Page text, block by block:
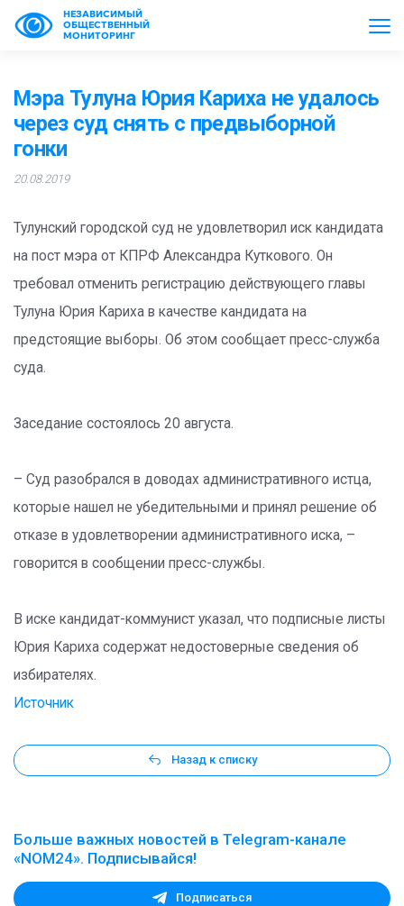
НЕЗАВИСИМЫЙ
ОБЩЕСТВЕННЫЙ
МОНИТОРИНГ
Мэра Тулуна Юрия Кариха не удалось
через суд снять с предвыборной
гонки
20.08.2019
Тулунский городской суд не удовлетворил иск кандидата
на пост мэра от КПРФ Александра Куткового. Он
требовал отменить регистрацию действующего главы
Тулуна Юрия Кариха в качестве кандидата на
предстоящие выборы. Об этом сообщает пресс-служба
суда.
Заседание состоялось 20 августа.
– Суд разобрался в доводах административного истца,
которые нашел не убедительными и принял решение об
отказе в удовлетворении административного иска, –
говорится в сообщении пресс-службы.
В иске кандидат-коммунист указал, что подписные листы
Юрия Кариха содержат недостоверные сведения об
избирателях.
Источник
Назад к списку
Больше важных новостей в Telegram-канале
«NOM24». Подписывайся!
Подписаться